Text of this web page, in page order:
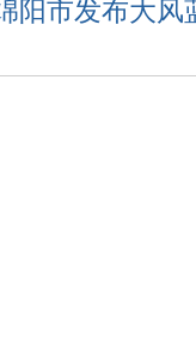
阳市发布大风